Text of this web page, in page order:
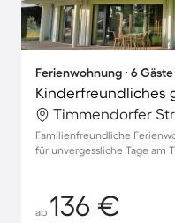
Ferienwohnung ∙ 6
Familienfreundliche
für unvergessliche Tage am
ab 136 €